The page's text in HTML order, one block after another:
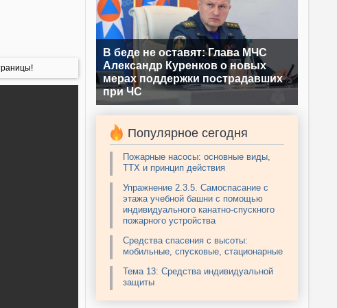
В беде не оставят: Глава МЧС
Александр Куренков о новых
мерах поддержки пострадавших
при ЧС
Популярное сегодня
Пожарные насосы: основные виды,
ТТХ и принцип действия
Упражнение 2.3.5. Самоспасание с
этажа учебной башни с помощью
индивидуального канатно-спускного
пожарного устройства
Средства спасения с высоты:
мобильные, спусковые, стационарные
Тема 13: Средства индивидуальной
защиты